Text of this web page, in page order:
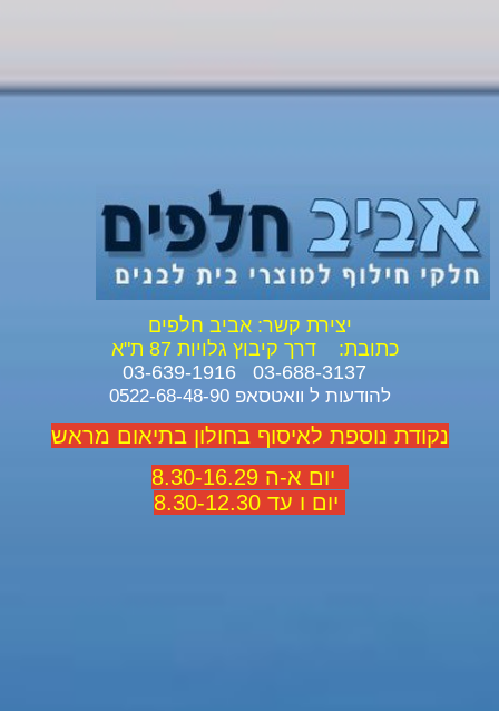
יצירת קשר: אביב חלפים
כתובת:
דרך קיבוץ גלויות 87 ת"א
להודעות ל וואטסאפ 0522-68-48-90
נקודת נוספת לאיסוף בחולון בתיאום מראש
יום א-ה 8.30-16.29
יום ו עד 8.30-12.30